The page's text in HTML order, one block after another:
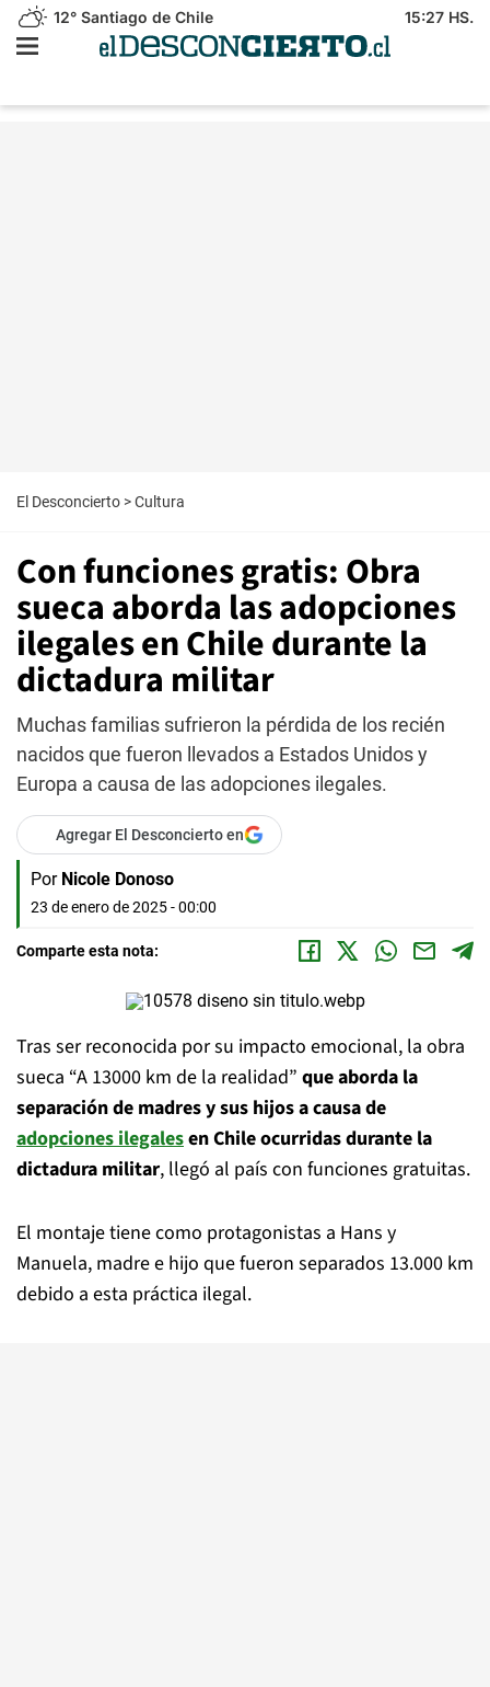
12° Santiago de Chile 15:27 HS.
El Desconcierto >Cultura
Con funciones gratis: Obra
sueca aborda las adopciones
ilegales en Chile durante la
dictadura militar
Muchas familias sufrieron la pérdida de los recién
nacidos que fueron llevados a Estados Unidos y
Europa a causa de las adopciones ilegales.
Agregar El Desconcierto en
Por Nicole Donoso
23 de enero de 2025 - 00:00
Comparte esta nota:
Tras ser reconocida por su impacto emocional, la obra
sueca “A 13000 km de la realidad” que aborda la
separación de madres y sus hijos a causa de
adopciones ilegalesen Chile ocurridas durante la
dictadura militar, llegó al país con funciones gratuitas.
El montaje tiene como protagonistas a Hans y
Manuela, madre e hijo que fueron separados 13.000 km
debido a esta práctica ilegal.